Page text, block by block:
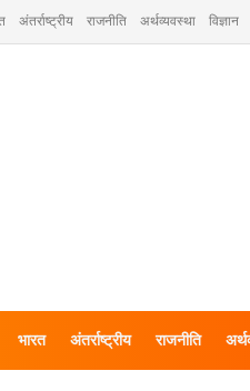
अंतर्राष्ट्रीय राजनीति अर्थव्यवस्था विज्ञान
भारत अंतर्राष्ट्रीय राजनीति